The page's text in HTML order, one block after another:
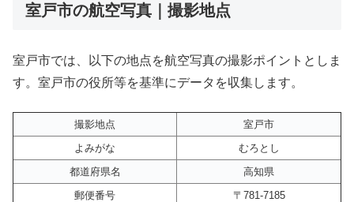
室戸市の航空写真｜撮影地点
室戸市では、以下の地点を航空写真の撮影ポイントとしま
す。室戸市の役所等を基準にデータを収集します。
撮影地点
室戸市
よみがな
むろとし
都道府県名
高知県
郵便番号
〒781-7185